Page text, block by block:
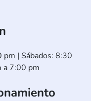
| Sábados: 8:30
a 7:00 pm